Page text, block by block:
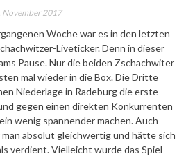
November 2017
Woche war es in den letzten
Liveticker. Denn in dieser
Pause. Nur die beiden Zschachwiter
mal wieder in die Box.Die Dritte
Niederlage in Radeburg die erste
gegen einen direkten Konkurrenten
wenig spannender machen. Auch
absolut gleichwertig und hätte sich
verdient. Vielleicht wurde das Spiel